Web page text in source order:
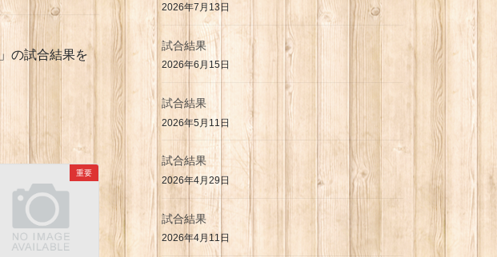
」の試合結果を
重要
2026年7月13日
試合結果
2026年6月15日
試合結果
2026年5月11日
試合結果
2026年4月29日
試合結果
2026年4月11日